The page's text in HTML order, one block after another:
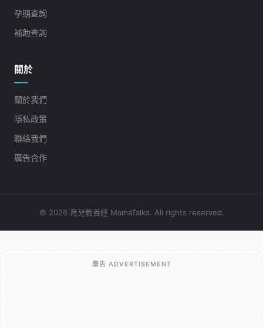
孕期查詢
補助查詢
關於
關於我們
隱私政策
聯絡我們
廣告合作
© 2026 育兒教養經 MamaTalks. All rights reserved.
廣告 ADVERTISEMENT